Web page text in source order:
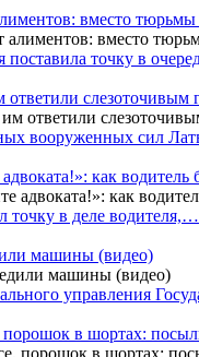
вместо
поставила точку в
слезоточивым
вооруженных сил
как водитель
точку в деле водителя,…
машины (видео)
управления
в шортах: